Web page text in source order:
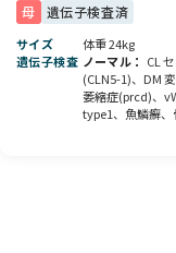
健康状態
すこぶる良好です！
母 遺伝子検査済
サイズ
体重 24kg
遺伝子検査 ノーマル
CL
(CLN5-1)、DM
萎縮症(prcd)、
type1、魚鱗癬